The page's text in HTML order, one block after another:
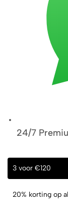
24/7
3 voor €120
20% korting op